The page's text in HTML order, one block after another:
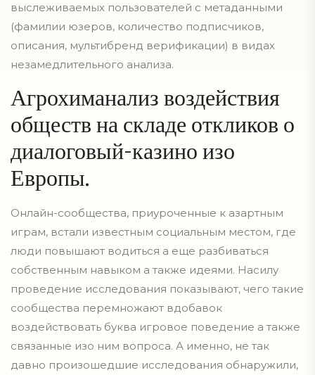
выслеживаемых пользователей с метаданными
(фамилии юзеров, количество подписчиков,
описания, мультибренд верификации) в видах
незамедлительного анализа.
Агрохиманализ воздействия
обществ на складе откликов о
диалоговый-казино изо
Европы.
Онлайн-сообщества, приуроченные к азартным
играм, встали известным социальным местом, где
люди повышают водиться а еще разбиваться
собственным навыком а также идеями. Насилу
проведение исследования показывают, чего такие
сообщества перемножают вдобавок
воздействовать буква игровое поведение а также
связанные изо ним вопроса. А именно, не так
давно произошедшие исследования обнаружили,